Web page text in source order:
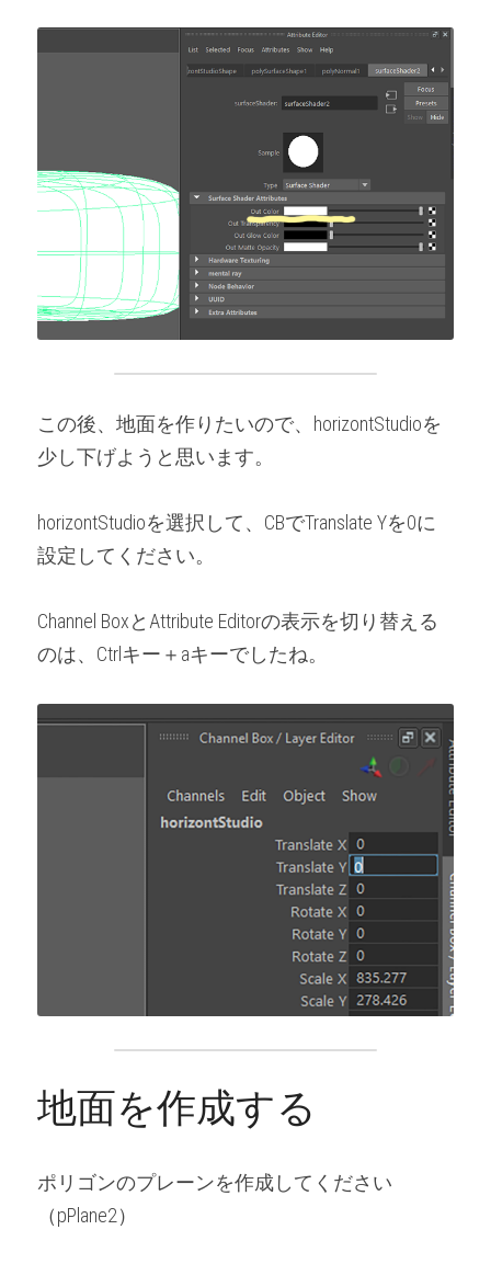
この後、地面を作りたいので、horizontStudioを
少し下げようと思います。
horizontStudioを選択して、CBでTranslate Yを0に
設定してください。
Channel BoxとAttribute Editorの表示を切り替える
のは、Ctrlキー＋aキーでしたね。
地面を作成する
ポリゴンのプレーンを作成してください
（pPlane2）